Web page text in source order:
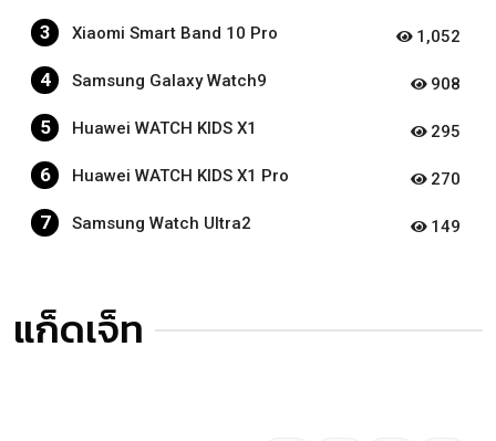
3 Xiaomi Smart Band 10 Pro 1,052
4 Samsung Galaxy Watch9 908
5 Huawei WATCH KIDS X1 295
6 Huawei WATCH KIDS X1 Pro 270
7 Samsung Watch Ultra2 149
แก็ดเจ็ท